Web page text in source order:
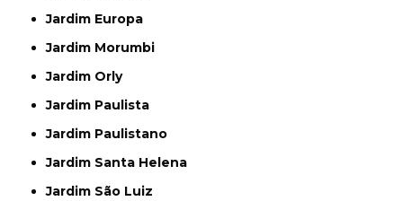
Jardim Europa
Jardim Morumbi
Jardim Orly
Jardim Paulista
Jardim Paulistano
Jardim Santa Helena
Jardim São Luiz